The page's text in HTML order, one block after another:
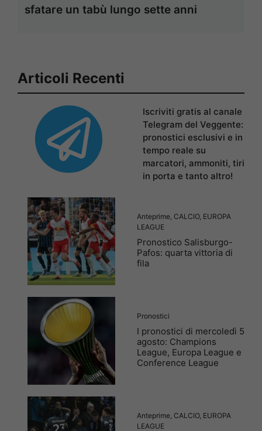
sfatare un tabù lungo sette anni
Articoli Recenti
Iscriviti gratis al canale
Telegram del Veggente:
pronostici esclusivi e in
tempo reale su
marcatori, ammoniti, tiri
in porta e tanto altro!
Anteprime CALCIO, EUROPA
LEAGUE
Pronostico Salisburgo-
Pafos: quarta vittoria di
fila
Pronostici
I pronostici di mercoledì 5
agosto: Champions
League, Europa League e
Conference League
Anteprime CALCIO, EUROPA
LEAGUE